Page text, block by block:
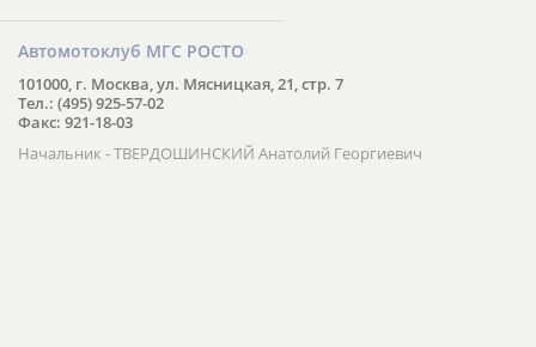
Автомотоклуб МГС РОСТО
101000, г. Москва, ул. Мясницкая, 21, стр. 7
Тел.: (495) 925-57-02
Факс: 921-18-03
Начальник - ТВЕРДОШИНСКИЙ Анатолий Георгиевич